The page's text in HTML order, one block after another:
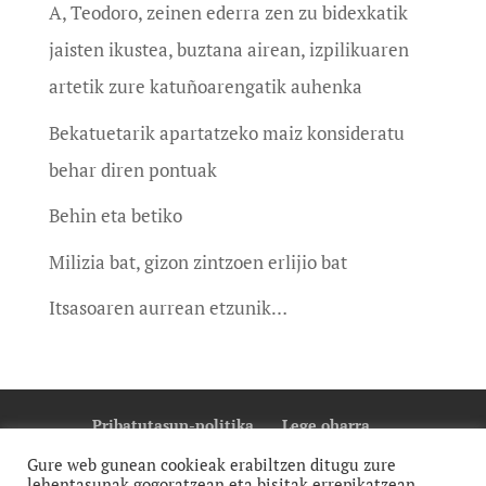
A, Teodoro, zeinen ederra zen zu bidexkatik
jaisten ikustea, buztana airean, izpilikuaren
artetik zure katuñoarengatik auhenka
Bekatuetarik apartatzeko maiz konsideratu
behar diren pontuak
Behin eta betiko
Milizia bat, gizon zintzoen erlijio bat
Itsasoaren aurrean etzunik…
Pribatutasun-politika
Lege oharra
Cookie Politika
Gure web gunean cookieak erabiltzen ditugu zure